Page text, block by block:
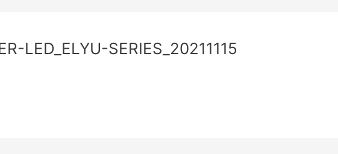
LED_ELYU-SERIES_20211115